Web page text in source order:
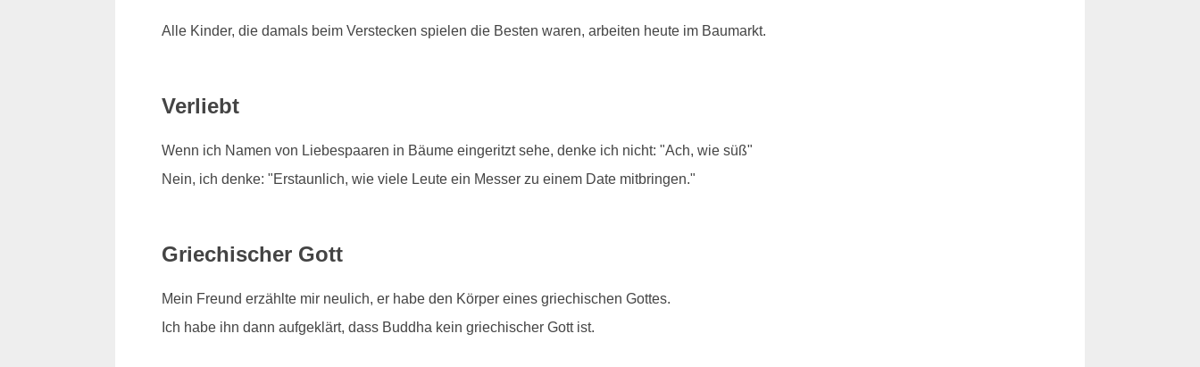
Alle Kinder, die damals beim Verstecken spielen die Besten waren, arbeiten heute im Baumarkt.
Verliebt
Wenn ich Namen von Liebespaaren in Bäume eingeritzt sehe, denke ich nicht: "Ach, wie süß"
Nein, ich denke: "Erstaunlich, wie viele Leute ein Messer zu einem Date mitbringen."
Griechischer Gott
Mein Freund erzählte mir neulich, er habe den Körper eines griechischen Gottes.
Ich habe ihn dann aufgeklärt, dass Buddha kein griechischer Gott ist.